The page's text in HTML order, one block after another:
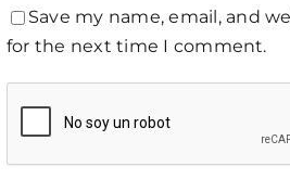
Save my name, email, and
for the next time I comment.